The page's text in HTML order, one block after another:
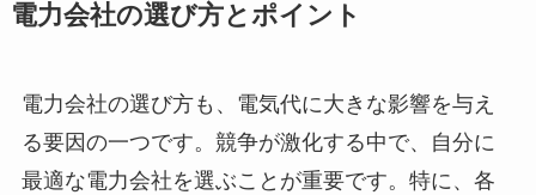
電力会社の選び方とポイント
電力会社の選び方も、電気代に大きな影響を与え
る要因の一つです。競争が激化する中で、自分に
最適な電力会社を選ぶことが重要です。特に、各